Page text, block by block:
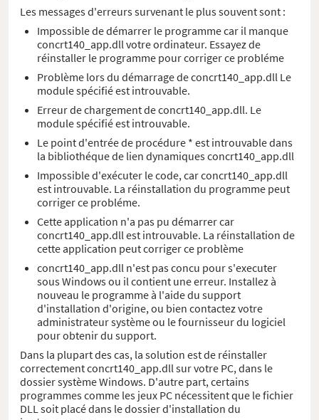
Les messages d'erreurs survenant le plus souvent sont :
Impossible de démarrer le programme car il manque
concrt140_app.dll votre ordinateur. Essayez de
réinstaller le programme pour corriger ce probléme
Problème lors du démarrage de concrt140_app.dll Le
module spécifié est introuvable.
Erreur de chargement de concrt140_app.dll. Le
module spécifié est introuvable.
Le point d'entrée de procédure * est introuvable dans
la bibliothéque de lien dynamiques concrt140_app.dll
Impossible d'exécuter le code, car concrt140_app.dll
est introuvable. La réinstallation du programme peut
corriger ce probléme.
Cette application n'a pas pu démarrer car
concrt140_app.dll est introuvable. La réinstallation de
cette application peut corriger ce problème
concrt140_app.dll n'est pas concu pour s'executer
sous Windows ou il contient une erreur. Installez à
nouveau le programme à l'aide du support
d'installation d'origine, ou bien contactez votre
administrateur système ou le fournisseur du logiciel
pour obtenir du support.
Dans la plupart des cas, la solution est de réinstaller
correctement concrt140_app.dll sur votre PC, dans le
dossier système Windows. D'autre part, certains
programmes comme les jeux PC nécessitent que le fichier
DLL soit placé dans le dossier d'installation du